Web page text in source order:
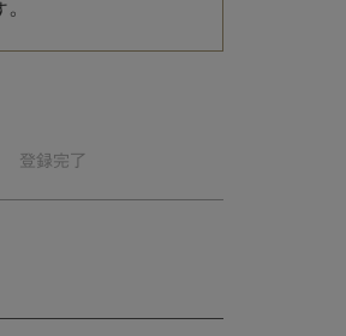
登録完了